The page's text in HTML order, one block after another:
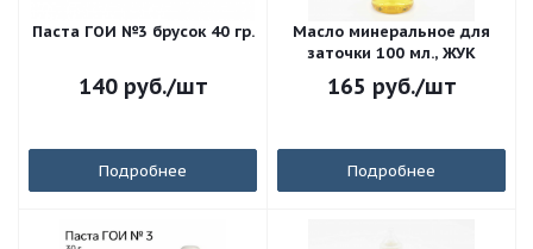
Паста ГОИ №3 брусок 40 гр.
140руб./шт
Подробнее
Масло минеральное для
заточки 100 мл., ЖУК
165 руб./шт
Подробнее